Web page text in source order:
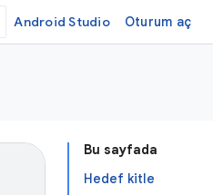
Android Studio Oturum aç
Bu sayfada
Hedef kitle